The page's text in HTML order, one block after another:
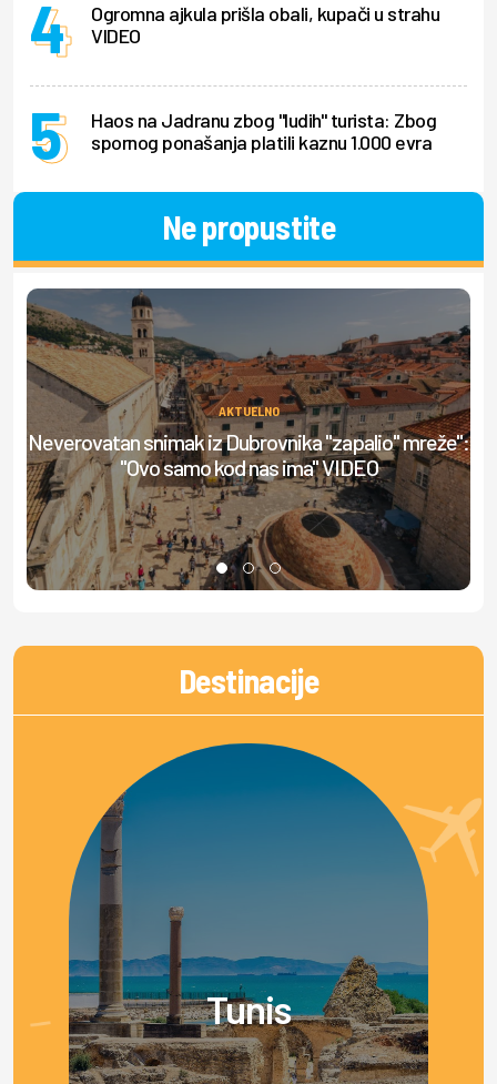
Ogromna ajkula prišla obali, kupači u strahu
VIDEO
Haos na Jadranu zbog "ludih" turista: Zbog
spornog ponašanja platili kaznu 1.000 evra
Ne propustite
AKTUELNO
Neverovatan snimak iz Dubrovnika "zapalio" mreže":
"Ovo samo kod nas ima" VIDEO
Destinacije
Tunis